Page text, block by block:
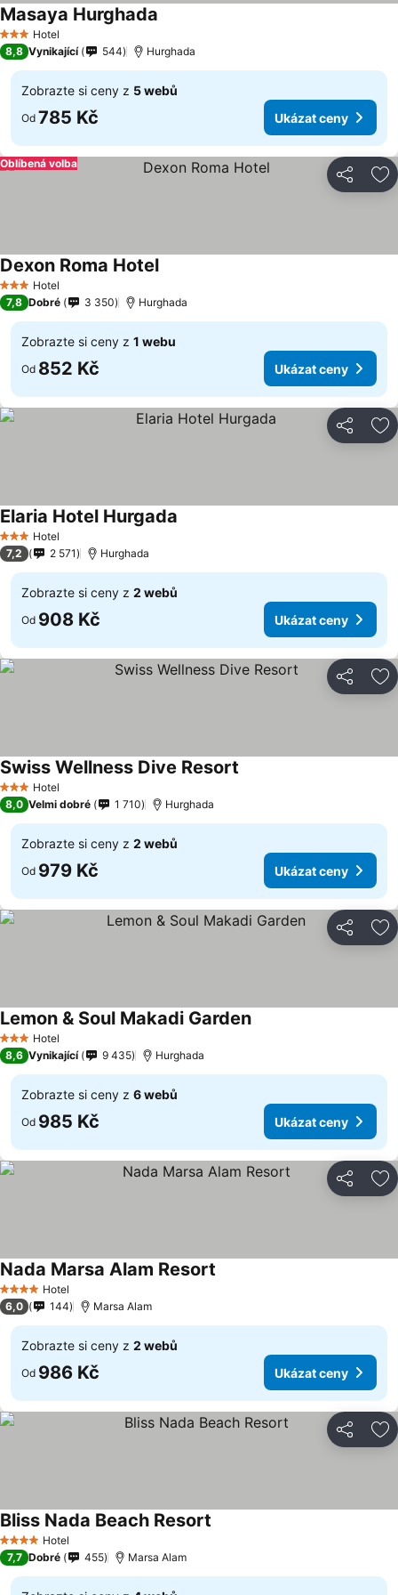
3 Počet hvězdiček
Hotel
Masaya Hurghada
8,8 Vynikající 544 Hurghada
Zobrazte si ceny z 5 webů
Od 785 Kč Ukázat ceny
Sdílet
Oblíbená volba
3 Počet hvězdiček
Hotel
Dexon Roma Hotel
7,8 Dobré 3 350 Hurghada
Zobrazte si ceny z 1 webu
Od 852 Kč Ukázat ceny
Sdílet
3 Počet hvězdiček
Hotel
Elaria Hotel Hurgada
7,2 2 571 Hurghada
Zobrazte si ceny z 2 webů
Od 908 Kč Ukázat ceny
Sdílet
3 Počet hvězdiček
Hotel
Swiss Wellness Dive Resort
8,0 Velmi dobré 1 710 Hurghada
Zobrazte si ceny z 2 webů
Od 979 Kč Ukázat ceny
Sdílet
3 Počet hvězdiček
Hotel
Lemon & Soul Makadi Garden
8,6 Vynikající 9 435 Hurghada
Zobrazte si ceny z 6 webů
Od 985 Kč Ukázat ceny
Sdílet
4 Počet hvězdiček
Hotel
Nada Marsa Alam Resort
6,0 144 Marsa Alam
Zobrazte si ceny z 2 webů
Od 986 Kč Ukázat ceny
Sdílet
4 Počet hvězdiček
Hotel
Bliss Nada Beach Resort
7,7 Dobré 455 Marsa Alam